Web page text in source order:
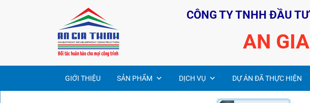
CÔNG TY TNHH ĐẦU
AN
GIỚI THIỆU SẢN PHẨM DỊCH VỤ DỰ ÁN ĐÃ THỰC HIỆN